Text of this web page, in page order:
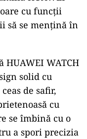
cu funcții
să se mențină în
HUAWEI WATCH
solid cu
de safir,
cu
se îmbină cu o
a spori precizia